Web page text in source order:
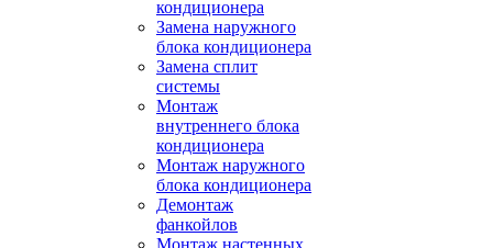
кондиционера
Замена наружного
блока кондиционера
Замена сплит
системы
Монтаж
внутреннего блока
кондиционера
Монтаж наружного
блока кондиционера
Демонтаж
фанкойлов
Монтаж настенных